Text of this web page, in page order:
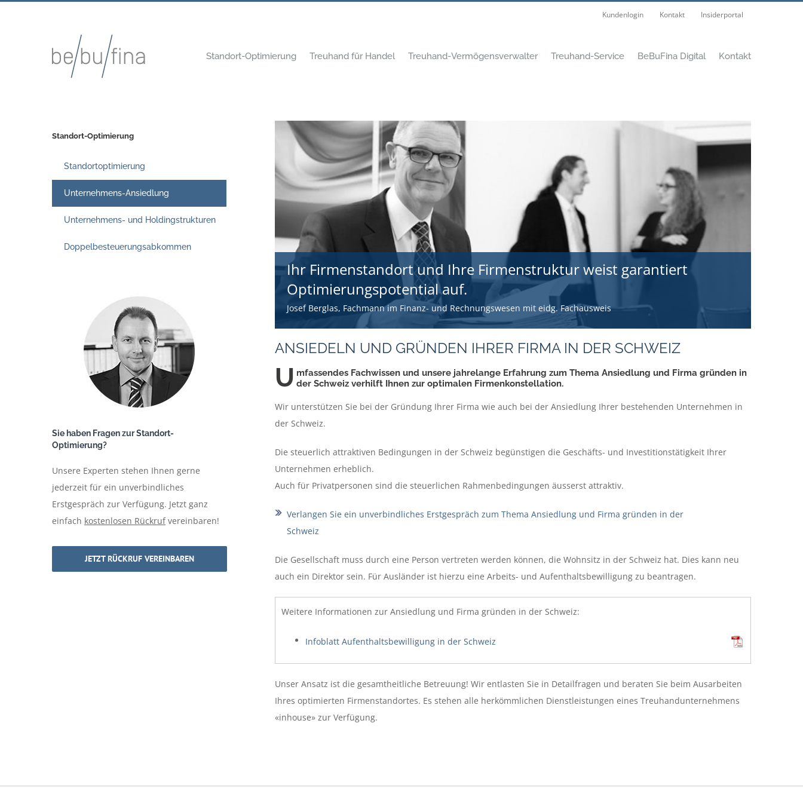
Kundenlogin Kontakt Insiderportal
Standort-Optimierung Treuhand für Handel Treuhand-Vermögensverwalter Treuhand-Service BeBuFina Digital Kontakt
Ihr Firmenstandort und Ihre Firmenstruktur weist garantiert
Optimierungspotential auf.
Josef Berglas, Fachmann im Finanz- und Rechnungswesen mit eidg. Fachausweis
ANSIEDELN UND GRÜNDEN IHRER FIRMA IN DER SCHWEIZ
U mfassendes Fachwissen und unsere jahrelange Erfahrung zum Thema Ansiedlung und Firma gründen in
der Schweiz verhilft Ihnen zur optimalen Firmenkonstellation.
Wir unterstützen Sie bei der Gründung Ihrer Firma wie auch bei der Ansiedlung Ihrer bestehenden Unternehmen in
der Schweiz.
Die steuerlich attraktiven Bedingungen in der Schweiz begünstigen die Geschäfts- und Investitionstätigkeit Ihrer
Unternehmen erheblich.
Auch für Privatpersonen sind die steuerlichen Rahmenbedingungen äusserst attraktiv.
Verlangen Sie ein unverbindliches Erstgespräch zum Thema Ansiedlung und Firma gründen in der
Schweiz
Die Gesellschaft muss durch eine Person vertreten werden können, die Wohnsitz in der Schweiz hat. Dies kann neu
auch ein Direktor sein. Für Ausländer ist hierzu eine Arbeits- und Aufenthaltsbewilligung zu beantragen.
Weitere Informationen zur Ansiedlung und Firma gründen in der Schweiz:
Infoblatt Aufenthaltsbewilligung in der Schweiz
Unser Ansatz ist die gesamtheitliche Betreuung! Wir entlasten Sie in Detailfragen und beraten Sie beim Ausarbeiten
Ihres optimierten Firmenstandortes. Es stehen alle herkömmlichen Dienstleistungen eines Treuhandunternehmens
«inhouse» zur Verfügung.
Standort-Optimierung
Standortoptimierung
Unternehmens-Ansiedlung
Unternehmens- und Holdingstrukturen
Doppelbesteuerungsabkommen
Sie haben Fragen zur Standort-
Optimierung?
Unsere Experten stehen Ihnen gerne
jederzeit für ein unverbindliches
Erstgespräch zur Verfügung. Jetzt ganz
einfach kostenlosen Rückrufvereinbaren!
JETZT RÜCKRUF VEREINBAREN